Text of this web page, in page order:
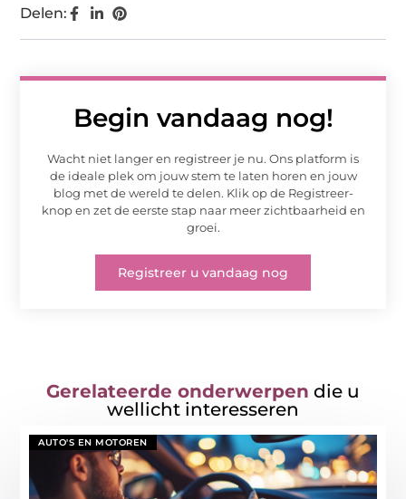
Begin vandaag nog!
Wacht niet langer en registreer je nu. Ons platform is
de ideale plek om jouw stem te laten horen en jouw
blog met de wereld te delen. Klik op de Registreer-
knop en zet de eerste stap naar meer zichtbaarheid en
groei.
Registreer u vandaag nog
Delen:
Gerelateerde onderwerpen die u
wellicht interesseren
AUTO'S EN MOTOREN